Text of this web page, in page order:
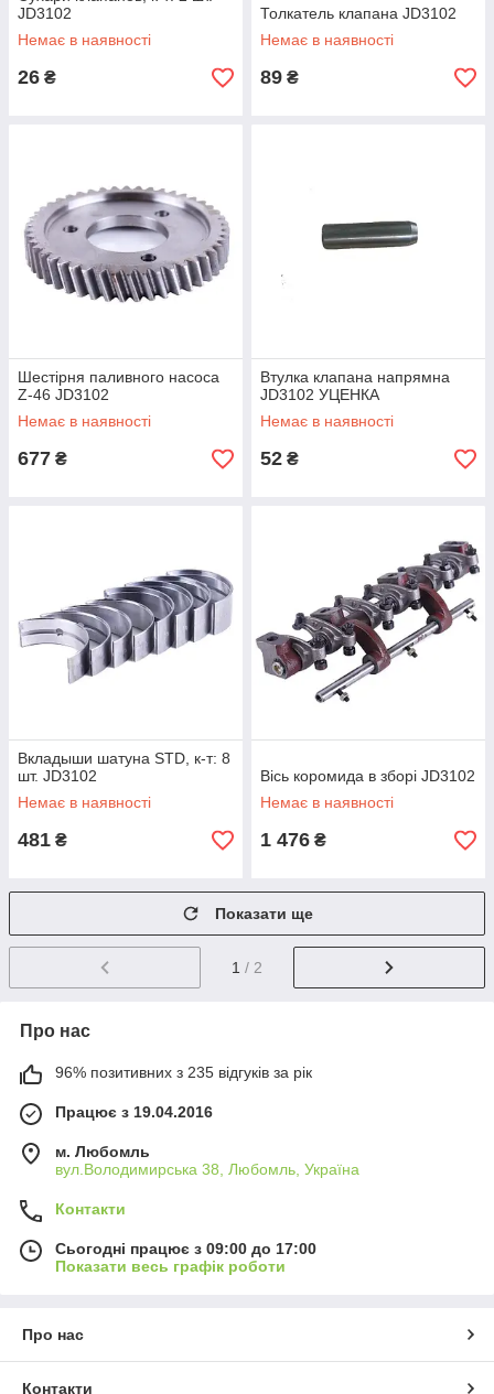
JD3102
Немає в наявності
26 ₴
Толкатель клапана JD3102
Немає в наявності
89 ₴
Шестірня паливного насоса
Z-46 JD3102
Немає в наявності
677 ₴
Втулка клапана напрямна
JD3102 УЦЕНКА
Немає в наявності
52 ₴
Вкладыши шатуна STD, к-т: 8
шт. JD3102
Немає в наявності
481 ₴
Вісь коромида в зборі JD3102
Немає в наявності
1 476 ₴
Показати ще
1 / 2
Про нас
96% позитивних з 235 відгуків за рік
Працює з 19.04.2016
м. Любомль
вул.Володимирська 38, Любомль, Україна
Контакти
Сьогодні працює з 09:00 до 17:00
Показати весь графік роботи
Про нас
Контакти